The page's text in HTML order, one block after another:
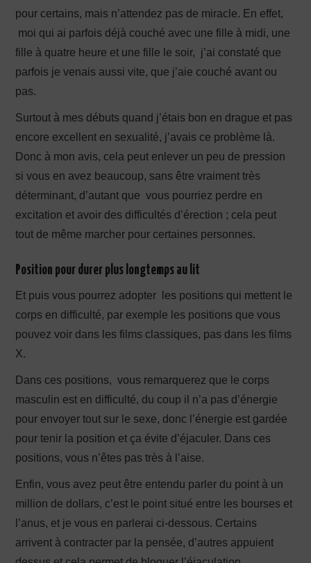
pour certains, mais n’attendez pas de miracle. En effet,
moi qui ai parfois déjà couché avec une fille à midi, une
fille à quatre heure et une fille le soir, j’ai constaté que
parfois je venais aussi vite, que j’aie couché avant ou
pas.
Surtout à mes débuts quand j’étais bon en drague et pas
encore excellent en sexualité, j’avais ce problème là.
Donc à mon avis, cela peut enlever un peu de pression
si vous en avez beaucoup, sans être vraiment très
déterminant, d’autant que vous pourriez perdre en
excitation et avoir des difficultés d’érection ; cela peut
tout de même marcher pour certaines personnes.
Position pour durer plus longtemps au lit
Et puis vous pourrez adopter les positions qui mettent le
corps en difficulté, par exemple les positions que vous
pouvez voir dans les films classiques, pas dans les films
X.
Dans ces positions, vous remarquerez que le corps
masculin est en difficulté, du coup il n’a pas d’énergie
pour envoyer tout sur le sexe, donc l’énergie est gardée
pour tenir la position et ça évite d’éjaculer. Dans ces
positions, vous n’êtes pas très à l’aise.
Enfin, vous avez peut être entendu parler du point à un
million de dollars, c’est le point situé entre les bourses et
l’anus, et je vous en parlerai ci-dessous. Certains
arrivent à contracter par la pensée, d’autres appuient